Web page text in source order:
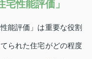
性能評価」
能評価」は重要な役割
られた住宅がどの程度